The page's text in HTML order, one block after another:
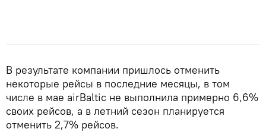
В результате компании пришлось отменить
некоторые рейсы в последние месяцы, в том
числе в мае airBaltic не выполнила примерно 6,6%
своих рейсов, а в летний сезон планируется
отменить 2,7% рейсов.